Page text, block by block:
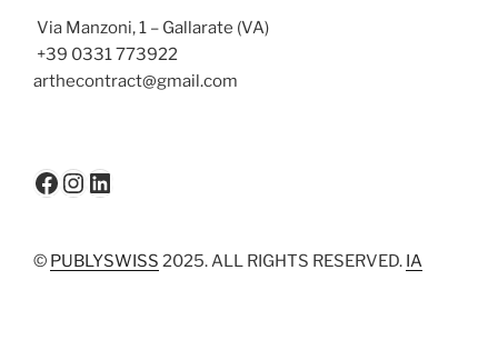
Via Manzoni, 1 – Gallarate (VA)
+39 0331 773922
arthecontract@gmail.com
Facebook
Instagram
LinkedIn
© PUBLYSWISS 2025. ALL RIGHTS RESERVED. IA